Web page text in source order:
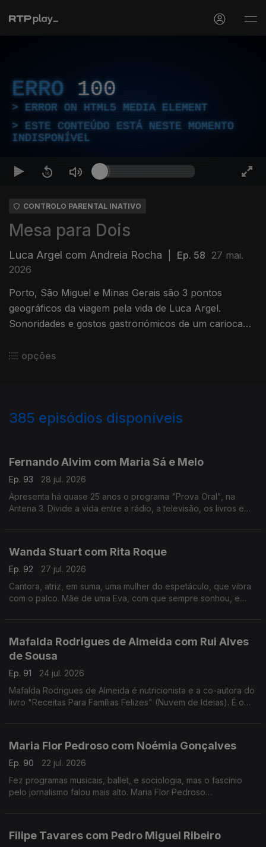
ERRO 100
ERROR ON HTML5 MEDIA ELEMENT
ESTE CONTEÚDO ESTÁ NESTE MOMENTO
INDISPONÍVEL
CONTROLO PARENTAL INATIVO
Mesa para Dois
Luca Argel com Andreia Rocha Ep. 58 27 mai.
2026
Porto, São Miguel e Minas Gerais são 3 pontos
geográficos da viagem pela vida de Luca Argel.
Sonoridades e gostos gastronómicos de um carioca
opções
385 episódios disponíveis
Fernando Alvim com Maria Sá e Melo
Ep. 93
28 jul. 2026
Apresenta há quase 25 anos o programa "Prova Oral", na
Antena 3. Divide a vida entre a rádio, a televisão, os livros e
Wanda Stuart com Rita Roque
Ep. 92
27 jul. 2026
Cantora, atriz, em suma, uma mulher do espetáculo, que vibra
com o palco. Mãe de uma Eva, com que sempre sonhou, e
Mafalda Rodrigues de Almeida com Rui Alves
de Sousa
Ep. 91
24 jul. 2026
Mafalda Rodrigues de Almeida é nutricionista e a co-autora do
livro "Receitas Para Famílias Felizes" (Nuvem de Ideias). É o
Maria Flor Pedroso com Noémia Gonçalves
Ep. 90
22 jul. 2026
Fez programas musicais, ballet, e sociologia, mas o fascínio
pelo jornalismo falou mais alto. Maria Flor Pedroso
Filipe Tavares com Pedro Miguel Ribeiro